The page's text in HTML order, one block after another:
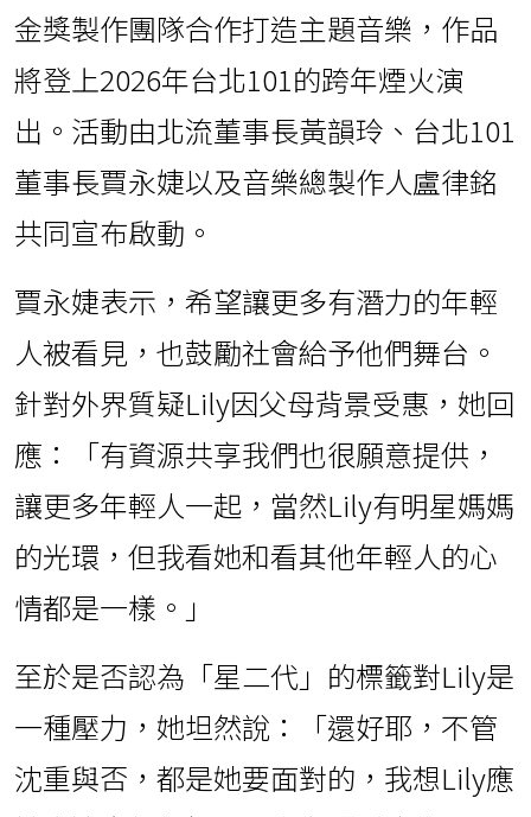
金獎製作團隊合作打造主題音樂，作品
將登上2026年台北101的跨年煙火演
出。活動由北流董事長黃韻玲、台北101
董事長賈永婕以及音樂總製作人盧律銘
共同宣布啟動。
賈永婕表示，希望讓更多有潛力的年輕
人被看見，也鼓勵社會給予他們舞台。
針對外界質疑Lily因父母背景受惠，她回
應：「有資源共享我們也很願意提供，
讓更多年輕人一起，當然Lily有明星媽媽
的光環，但我看她和看其他年輕人的心
情都是一樣。」
至於是否認為「星二代」的標籤對Lily是
一種壓力，她坦然說：「還好耶，不管
沈重與否，都是她要面對的，我想Lily應